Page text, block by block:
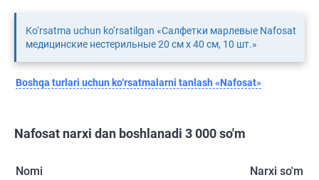
Ko‘rsatma uchun ko‘rsatilgan «Салфетки марлевые Nafosat
медицинские нестерильные 20 см х 40 см, 10 шт.»
Boshqa turlari uchun ko‘rsatmalarni tanlash «Nafosat»
Nafosat narxi dan boshlanadi 3 000 so'm
Nomi Narxi so'm